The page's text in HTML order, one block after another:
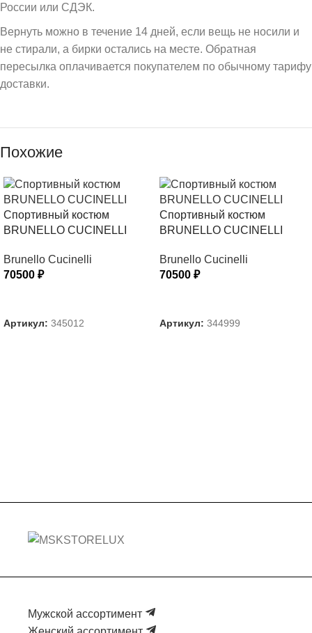
России или СДЭК.
Вернуть можно в течение 14 дней, если вещь не носили и
не стирали, а бирки остались на месте. Обратная
пересылка оплачивается покупателем по обычному тарифу
доставки.
Похожие
Спортивный костюм
BRUNELLO CUCINELLI
Brunello Cucinelli
70500 ₽
Артикул: 345012
Спортивный костюм
BRUNELLO CUCINELLI
Brunello Cucinelli
70500 ₽
Артикул: 344999
Мужской ассортимент